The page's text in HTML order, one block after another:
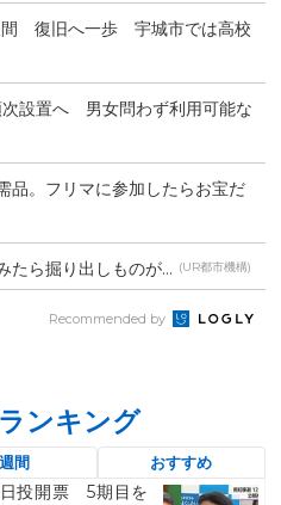
間 復旧へ一歩 宇城市では高校
設置へ 男女問わず利用可能な
品。フリマに参加したらお宝だ
たら掘り出しものが… (UR都市機構)
Recommended by
ンキング
週間 おすすめ
投開票 5期目を